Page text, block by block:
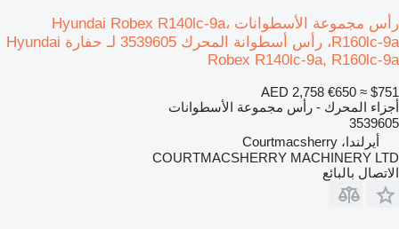
رأس مجموعة الأسطوانات Hyundai Robex R140lc-9a،
R160lc-9a، رأس أسطوانة المحرك 3539605 لـ حفارة Hyundai
Robex R140lc-9a, R160lc-9a
AED 2,758 €650 ≈ $751
أجزاء المحرك - رأس مجموعة الأسطوانات
3539605
أيرلندا، Courtmacsherry
COURTMACSHERRY MACHINERY LTD
الاتصال بالبائع